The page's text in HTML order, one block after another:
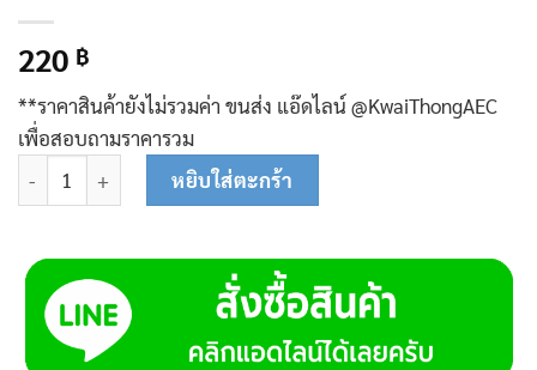
220 ฿
**ราคาสินค้ายังไม่รวมค่า ขนส่ง แอ๊ดไลน์ @KwaiThongAEC
เพื่อสอบถามราคารวม
จำนวน ตลับลูกปืน 6206 N8010202 ชิ้น
หยิบใส่ตะกร้า